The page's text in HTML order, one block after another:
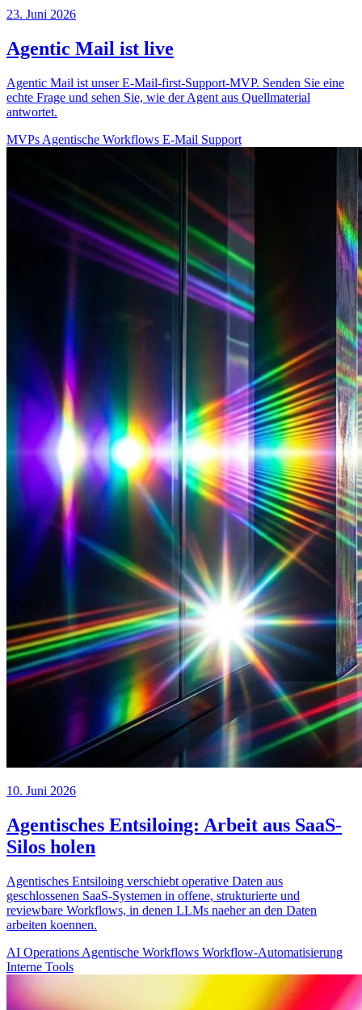
23. Juni 2026
Agentic Mail ist live
Agentic Mail ist unser E-Mail-first-Support-MVP. Senden Sie eine
echte Frage und sehen Sie, wie der Agent aus Quellmaterial
antwortet.
MVPs Agentische Workflows E-Mail Support
10. Juni 2026
Agentisches Entsiloing: Arbeit aus SaaS-
Silos holen
Agentisches Entsiloing verschiebt operative Daten aus
geschlossenen SaaS-Systemen in offene, strukturierte und
reviewbare Workflows, in denen LLMs naeher an den Daten
arbeiten koennen.
AI Operations Agentische Workflows Workflow-Automatisierung
Interne Tools